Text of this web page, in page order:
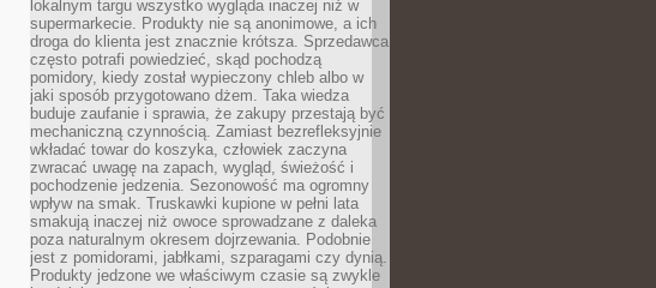
lokalnym targu wszystko wygląda inaczej niż w
supermarkecie. Produkty nie są anonimowe, a ich
droga do klienta jest znacznie krótsza. Sprzedawca
często potrafi powiedzieć, skąd pochodzą
pomidory, kiedy został wypieczony chleb albo w
jaki sposób przygotowano dżem. Taka wiedza
buduje zaufanie i sprawia, że zakupy przestają być
mechaniczną czynnością. Zamiast bezrefleksyjnie
wkładać towar do koszyka, człowiek zaczyna
zwracać uwagę na zapach, wygląd, świeżość i
pochodzenie jedzenia. Sezonowość ma ogromny
wpływ na smak. Truskawki kupione w pełni lata
smakują inaczej niż owoce sprowadzane z daleka
poza naturalnym okresem dojrzewania. Podobnie
jest z pomidorami, jabłkami, szparagami czy dynią.
Produkty jedzone we właściwym czasie są zwykle